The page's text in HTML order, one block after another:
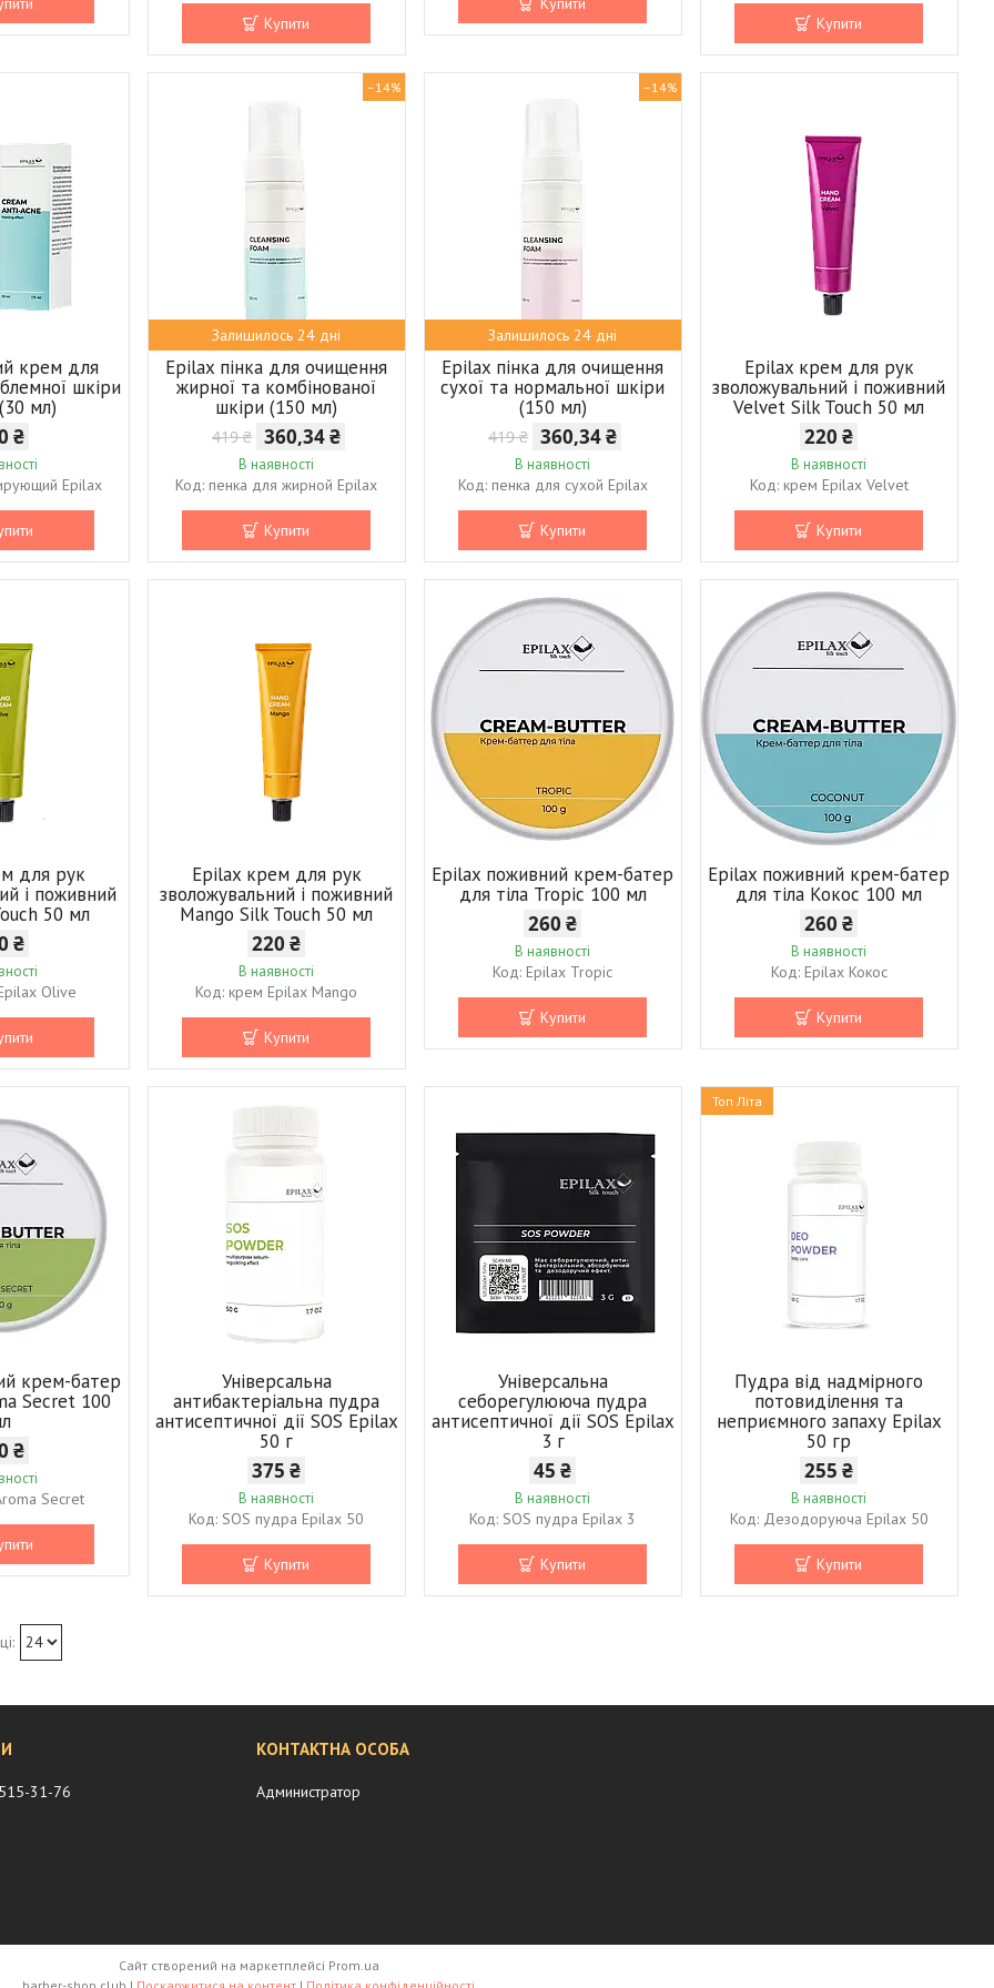
Купити
Купити
крем для
шкіри
мл)
₴
Epilax
–14%
Залишилось 24 дні
Epilax пінка для очищення
жирної та комбінованої
шкіри (150 мл)
419 ₴ 360,34 ₴
В наявності
пенка для жирной Epilax
Купити
–14%
Залишилось 24 дні
Epilax пінка для очищення
сухої та нормальної шкіри
(150 мл)
419 ₴ 360,34 ₴
В наявності
пенка для сухой Epilax
Купити
Epilax крем для рук
зволожувальний і поживний
Velvet Silk Touch 50 мл
220 ₴
В наявності
крем Epilax Velvet
Купити
для рук
і поживний
50 мл
₴
Olive
Epilax крем для рук
зволожувальний і поживний
Mango Silk Touch 50 мл
220 ₴
В наявності
крем Epilax Mango
Купити
Epilax поживний крем-батер
для тіла Tropic 100 мл
260 ₴
В наявності
Epilax Tropic
Купити
Epilax поживний крем-батер
для тіла Кокос 100 мл
260 ₴
В наявності
Epilax Кокос
Купити
крем-батер
Secret 100
₴
Secret
Універсальна
антибактеріальна пудра
антисептичної дії SOS Epilax
50 г
375 ₴
В наявності
SOS пудра Epilax 50
Купити
Універсальна
себорегулююча пудра
антисептичної дії SOS Epilax
3 г
45 ₴
В наявності
SOS пудра Epilax 3
Купити
Топ Літа
Пудра від надмірного
потовиділення та
неприємного запаху Epilax
50 гр
255 ₴
В наявності
Дезодоруюча Epilax 50
Купити
31-76 Администратор
Сайт створений на маркетплейсі Prom.ua